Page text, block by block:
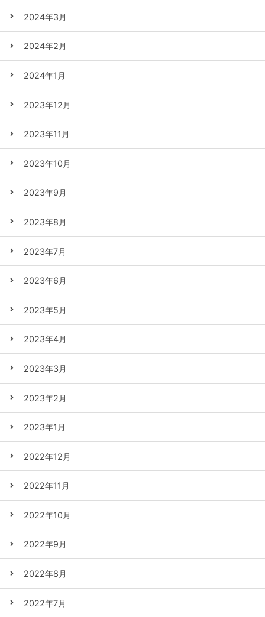
2024年3月
2024年2月
2024年1月
2023年12月
2023年11月
2023年10月
2023年9月
2023年8月
2023年7月
2023年6月
2023年5月
2023年4月
2023年3月
2023年2月
2023年1月
2022年12月
2022年11月
2022年10月
2022年9月
2022年8月
2022年7月